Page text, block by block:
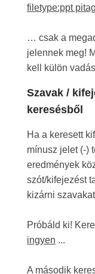
filetype:ppt
… csak a
jelennek meg!
kell külön
Szavak /
keresésből
Ha a keresett
mínusz jelet (-)
eredmények
szót/kifejezést
kizárni
Próbáld ki!
ingyen ...
A második